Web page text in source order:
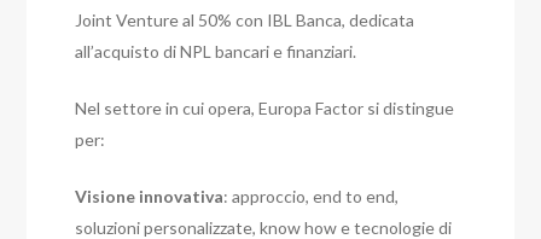
Joint Venture al 50% con IBL Banca, dedicata
all’acquisto di NPL bancari e finanziari.
Nel settore in cui opera, Europa Factor si distingue
per:
Visione innovativa: approccio, end to end,
soluzioni personalizzate, know how e tecnologie di